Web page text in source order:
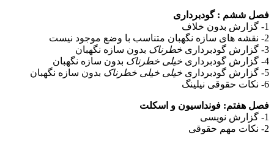
فصل ششم : گودبرداری
1- گزارش بدون خلاف
2- نقشه های سازه نگهبان متناسب با وضع موجود نیست
3- گزارش گودبرداری
خطرناک بدون سازه نگهبان
4- گزارش گودبرداری
خیلی خطرناک بدون سازه نگهبان
5- گزارش گودبرداری
خیلی خیلی خطرناک بدون سازه نگهبان
6- نکات حقوقی نیلینگ
فصل هفتم: فونداسیون و اسکلت
1- گزارش نویسی
2- نکات مهم حقوقی